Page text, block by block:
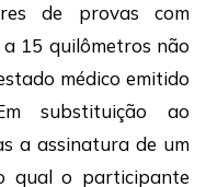
de provas com
15 quilômetros não
médico emitido
substituição ao
a assinatura de um
qual o participante